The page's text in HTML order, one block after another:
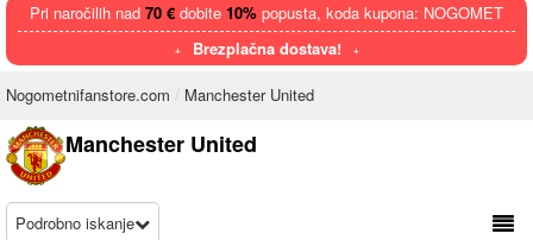
Pri naročilih nad 70 € dobite 10% popusta, koda kupona: NOGOMET
Brezplačna dostava!
Nogometnifanstore.com Manchester United
Manchester United
Podrobno iskanje